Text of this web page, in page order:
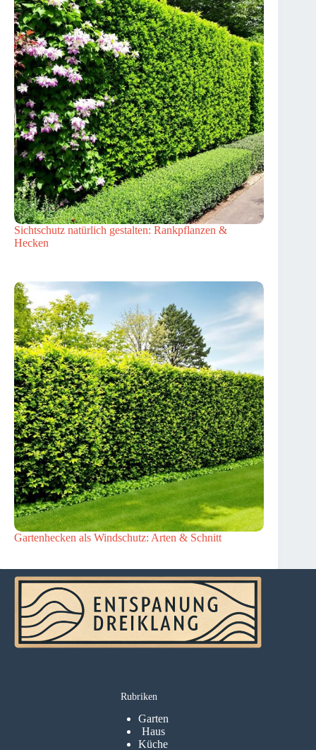
Sichtschutz natürlich gestalten: Rankpflanzen &
Hecken
Gartenhecken als Windschutz: Arten & Schnitt
Rubriken
Garten
Haus
Küche